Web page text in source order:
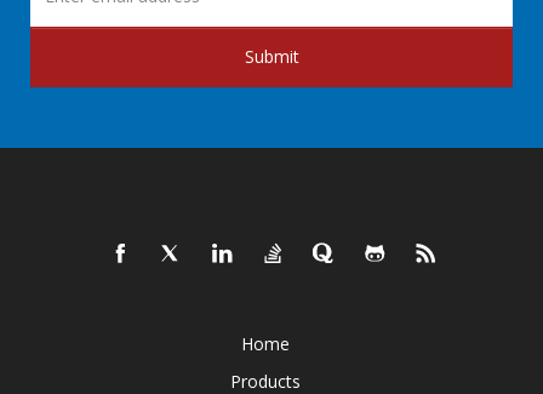
Submit
Home
Products